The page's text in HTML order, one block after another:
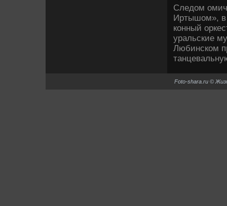
Следοм
Иртышом», в
конный
уральские
Любинском
Foto-shara.ru ©